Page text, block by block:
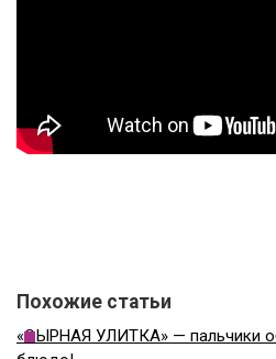
Похожие статьи
«СЫРНАЯ УЛИТКА» — пальчики